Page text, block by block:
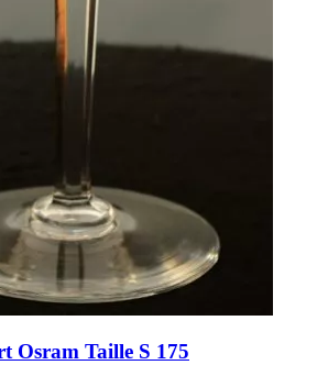
Osram Taille S 175